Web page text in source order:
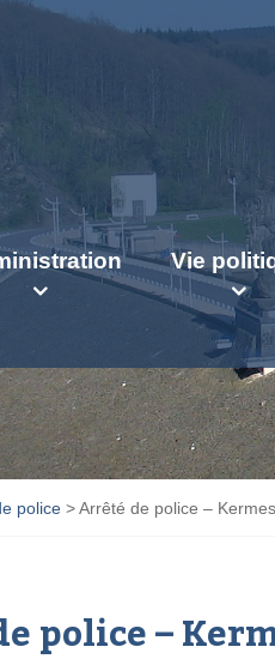
Vie
police >Arrêté de police –
police –